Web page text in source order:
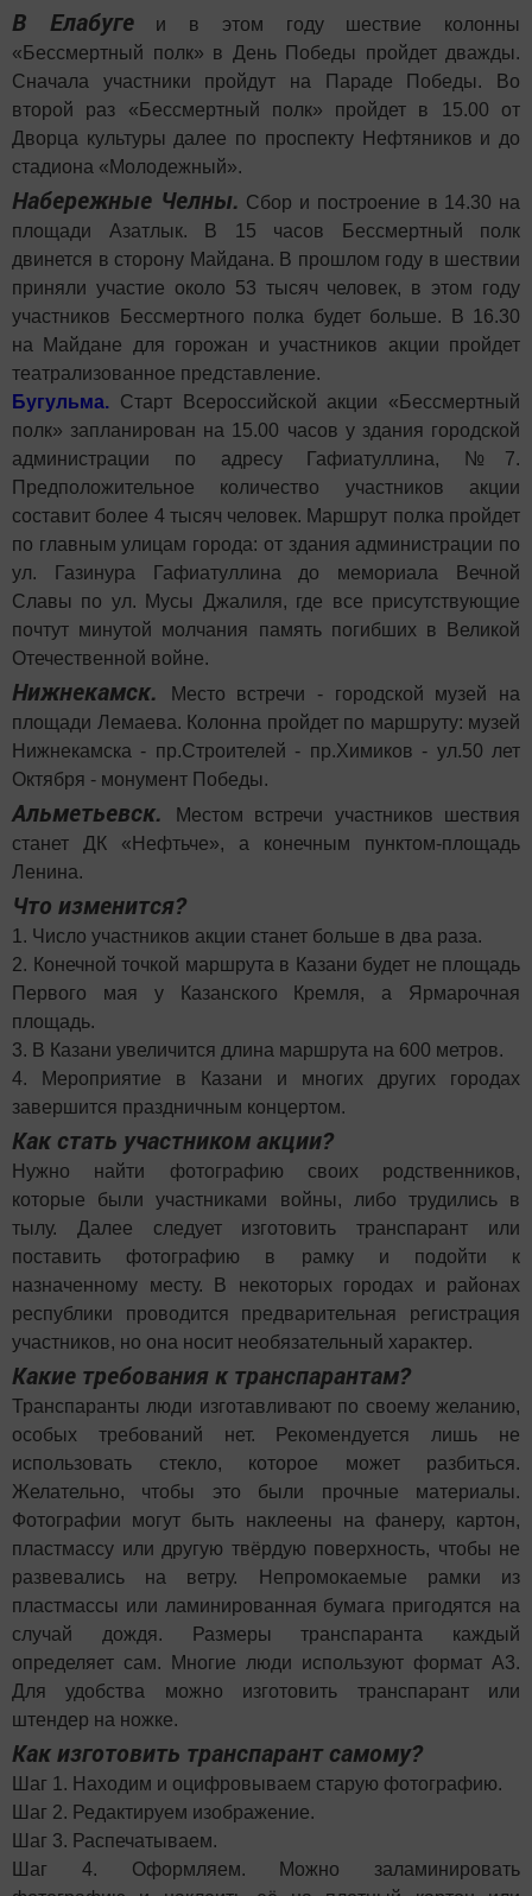
В Елабугеи в этом году шествие колонны
«Бессмертный полк» в День Победы пройдет дважды.
Сначала участники пройдут на Параде Победы. Во
второй раз «Бессмертный полк» пройдет в 15.00 от
Дворца культуры далее по проспекту Нефтяников и до
стадиона «Молодежный».
Набережные Челны. Сбор и построение в 14.30 на
площади Азатлык. В 15 часов Бессмертный полк
двинется в сторону Майдана. В прошлом году в шествии
приняли участие около 53 тысяч человек, в этом году
участников Бессмертного полка будет больше. В 16.30
на Майдане для горожан и участников акции пройдет
театрализованное представление.
Бугульма. Старт Всероссийской акции «Бессмертный
полк» запланирован на 15.00 часов у здания городской
администрации по адресу Гафиатуллина, №7.
Предположительное количество участников акции
составит более 4 тысяч человек. Маршрут полка пройдет
по главным улицам города: от здания администрации по
ул. Газинура Гафиатуллина до мемориала Вечной
Славы по ул. Мусы Джалиля, где все присутствующие
почтут минутой молчания память погибших в Великой
Отечественной войне.
Нижнекамск.
Место встречи - городской музей на
площади Лемаева. Колонна пройдет по маршруту: музей
Нижнекамска - пр.Строителей - пр.Химиков - ул.50 лет
Октября - монумент Победы.
Альметьевск.
Местом встречи участников шествия
станет ДК «Нефтьче», а конечным пунктом-площадь
Ленина.
Что изменится?
1. Число участников акции станет больше в два раза.
2. Конечной точкой маршрута в Казани будет не площадь
Первого мая у Казанского Кремля, а Ярмарочная
площадь.
3. В Казани увеличится длина маршрута на 600 метров.
4. Мероприятие в Казани и многих других городах
завершится праздничным концертом.
Как стать участником акции?
Нужно найти фотографию своих родственников,
которые были участниками войны, либо трудились в
тылу. Далее следует изготовить транспарант или
поставить фотографию в рамку и подойти к
назначенному месту. В некоторых городах и районах
республики проводится предварительная регистрация
участников, но она носит необязательный характер.
Какие требования к транспарантам?
Транспаранты люди изготавливают по своему желанию,
особых требований нет. Рекомендуется лишь не
использовать стекло, которое может разбиться.
Желательно, чтобы это были прочные материалы.
Фотографии могут быть наклеены на фанеру, картон,
пластмассу или другую твёрдую поверхность, чтобы не
развевались на ветру. Непромокаемые рамки из
пластмассы или ламинированная бумага пригодятся на
случай дождя. Размеры транспаранта каждый
определяет сам. Многие люди используют формат А3.
Для удобства можно изготовить транспарант или
штендер на ножке.
Как изготовить транспарант самому?
Шаг 1. Находим и оцифровываем старую фотографию.
Шаг 2. Редактируем изображение.
Шаг 3. Распечатываем.
Шаг 4. Оформляем. Можно заламинировать